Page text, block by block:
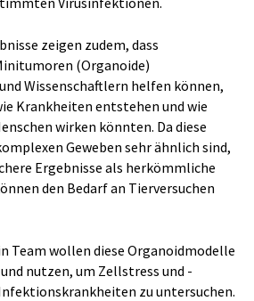
zeigen zudem, dass
(Organoide)
Wissenschaftlern helfen können,
Krankheiten entstehen und wie
wirken könnten. Da diese
Geweben sehr ähnlich sind,
Ergebnisse als herkömmliche
den Bedarf an Tierversuchen
Team wollen diese Organoidmodelle
nutzen, um Zellstress und -
zu untersuchen.